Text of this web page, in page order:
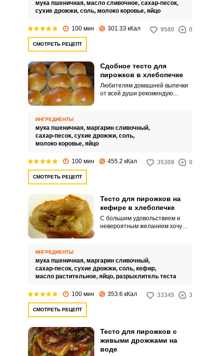
необыкновенно аппетитной и
понравится всем без
мука пшеничная, масло сливочное, сахар-песок,
сухие дрожжи, соль, молоко коровье, яйцо
100 мин 301.33 кКал 9580 0
СМОТРЕТЬ РЕЦЕПТ
Сдобное тесто для
пирожков в хлебопечке
Любителям домашней выпечки
от всей души рекомендую
нежной.
ИНГРЕДИЕНТЫ
мука пшеничная, маргарин сливочный,
сахар-песок, сухие дрожжи, соль,
молоко коровье, яйцо
100 мин 455.2 кКал 35309 0
СМОТРЕТЬ РЕЦЕПТ
Тесто для пирожков на
кефире в хлебопечке
С большим удовольствием и
невероятным желанием хочу
кефире в хлебопечке. Любая
выпечка, приготовленная на
таком тесте, станет аппетитным
угощением для ваших близких.
ИНГРЕДИЕНТЫ
мука пшеничная, маргарин сливочный,
сахар-песок, сухие дрожжи, соль, кефир,
масло растительное, яйцо, разрыхлитель теста
100 мин 353.6 кКал 33345 3
СМОТРЕТЬ РЕЦЕПТ
Тесто для пирожков с
живыми дрожжами на
воде